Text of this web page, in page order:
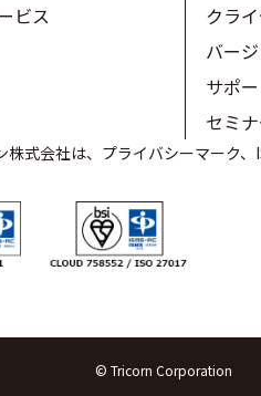
ビス
クラ
バー
サポ
セミ
式会社は、プライバシーマーク、
© Tricorn Corporation